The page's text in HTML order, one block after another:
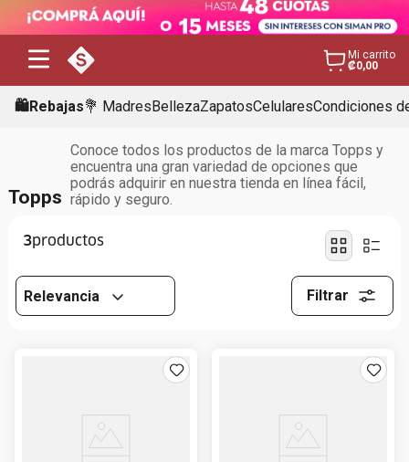
Mi carrito
₡0,00
🛍️Rebajas💐 MadresBellezaZapatosCelularesCondiciones
Topps
Conoce todos los productos de la marca Topps y
encuentra una gran variedad de opciones que
podrás adquirir en nuestra tienda en línea fácil,
rápido y seguro.
3
Relevancia Filtrar